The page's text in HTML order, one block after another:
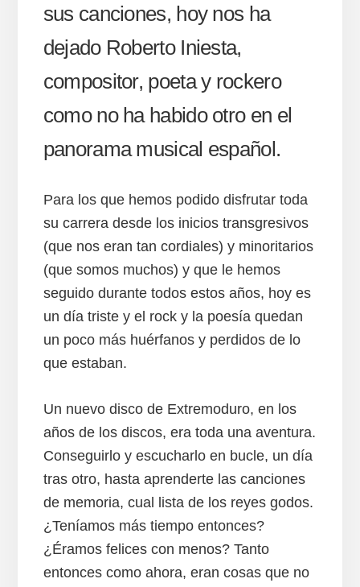
sus canciones, hoy nos ha
dejado Roberto Iniesta,
compositor, poeta y rockero
como no ha habido otro en el
panorama musical español.
Para los que hemos podido disfrutar toda
su carrera desde los inicios transgresivos
(que nos eran tan cordiales) y minoritarios
(que somos muchos) y que le hemos
seguido durante todos estos años, hoy es
un día triste y el rock y la poesía quedan
un poco más huérfanos y perdidos de lo
que estaban.
Un nuevo disco de Extremoduro, en los
años de los discos, era toda una aventura.
Conseguirlo y escucharlo en bucle, un día
tras otro, hasta aprenderte las canciones
de memoria, cual lista de los reyes godos.
¿Teníamos más tiempo entonces?
¿Éramos felices con menos? Tanto
entonces como ahora, eran cosas que no